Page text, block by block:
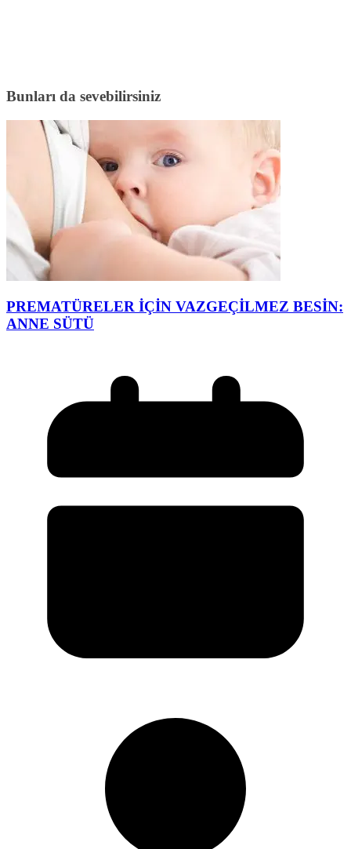
Bunları da sevebilirsiniz
PREMATÜRELER İÇİN VAZGEÇİLMEZ BESİN:
ANNE SÜTÜ